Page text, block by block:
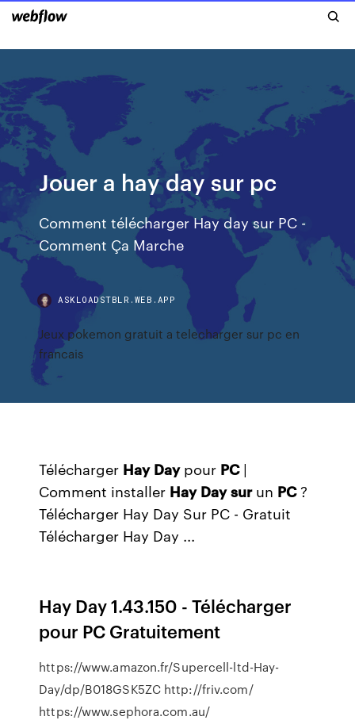
Jouer a hay day sur pc
Comment télécharger Hay day sur PC -
Comment Ça Marche
ASKLOADSTBLR.WEB.APP
Jeux pokemon gratuit a telecharger sur pc en
francais
Télécharger Hay Daypour PC|
Comment installer Hay Day surun PC?
Télécharger Hay Day Sur PC - Gratuit
Télécharger Hay Day ...
Hay Day 1.43.150 - Télécharger
pour PC Gratuitement
https://www.amazon.fr/Supercell-ltd-Hay-
Day/dp/B018GSK5ZC http://friv.com/
https://www.sephora.com.au/